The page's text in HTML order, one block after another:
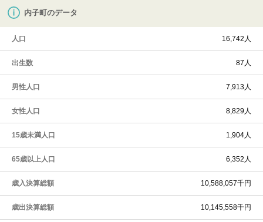
内子町のデータ
人口 16,742人
出生数 87人
男性人口 7,913人
女性人口 8,829人
15歳未満人口 1,904人
65歳以上人口 6,352人
歳入決算総額 10,588,057千円
歳出決算総額 10,145,558千円